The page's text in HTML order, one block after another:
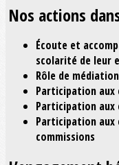
Nos actions
Écoute et
scolarité de leur
Rôle de
Participation aux
Participation aux
Participation aux
commissions